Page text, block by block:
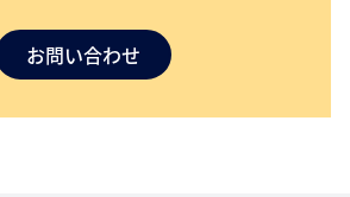
お問い合わせ